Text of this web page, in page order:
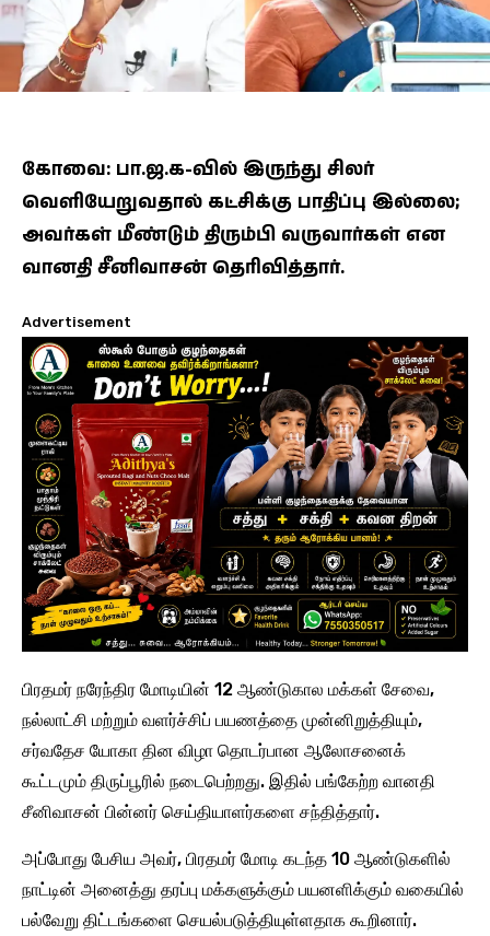
கோவை: பா.ஜ.க-வில் இருந்து சிலர்
வெளியேறுவதால் கட்சிக்கு பாதிப்பு இல்லை;
அவர்கள் மீண்டும் திரும்பி வருவார்கள் என
வானதி சீனிவாசன் தெரிவித்தார்.
Advertisement
பிரதமர் நரேந்திர மோடியின் 12 ஆண்டுகால மக்கள் சேவை,
நல்லாட்சி மற்றும் வளர்ச்சிப் பயணத்தை முன்னிறுத்தியும்,
சர்வதேச யோகா தின விழா தொடர்பான ஆலோசனைக்
கூட்டமும் திருப்பூரில் நடைபெற்றது. இதில் பங்கேற்ற வானதி
சீனிவாசன் பின்னர் செய்தியாளர்களை சந்தித்தார்.
அப்போது பேசிய அவர், பிரதமர் மோடி கடந்த 10 ஆண்டுகளில்
நாட்டின் அனைத்து தரப்பு மக்களுக்கும் பயனளிக்கும் வகையில்
பல்வேறு திட்டங்களை செயல்படுத்தியுள்ளதாக கூறினார்.